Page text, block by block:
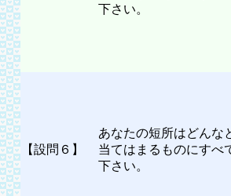
下さい。
【設問６】
あなたの短所はどんな
当てはまるものにすべ
下さい。